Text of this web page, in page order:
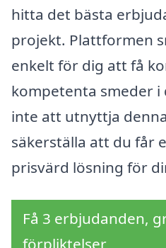
hitta det bästa
projekt. Plattformen
enkelt för dig att få
kompetenta smeder i
inte att utnyttja
säkerställa att du får
prisvärd lösning för
Få 3 erbjudanden,
förpliktelser